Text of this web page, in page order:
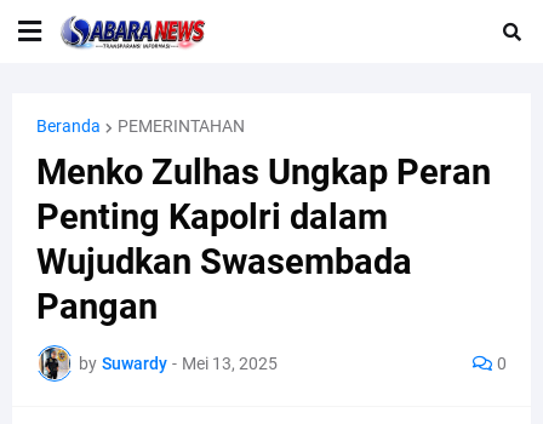
Beranda PEMERINTAHAN
Menko Zulhas Ungkap Peran
Penting Kapolri dalam
Wujudkan Swasembada
Pangan
by Suwardy - Mei 13, 2025 0